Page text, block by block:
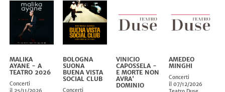
MALIKA
AYANE - A
TEATRO 2026
Concerti
il 25/11/2026
BOLOGNA
SUONA
BUENA VISTA
SOCIAL CLUB
Concerti
VINICIO
CAPOSSELA -
E MORTE NON
AVRA'
DOMINIO
AMEDEO
MINGHI
Concerti
il 07/12/2026